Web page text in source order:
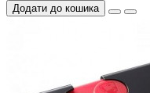
Додати до кошика